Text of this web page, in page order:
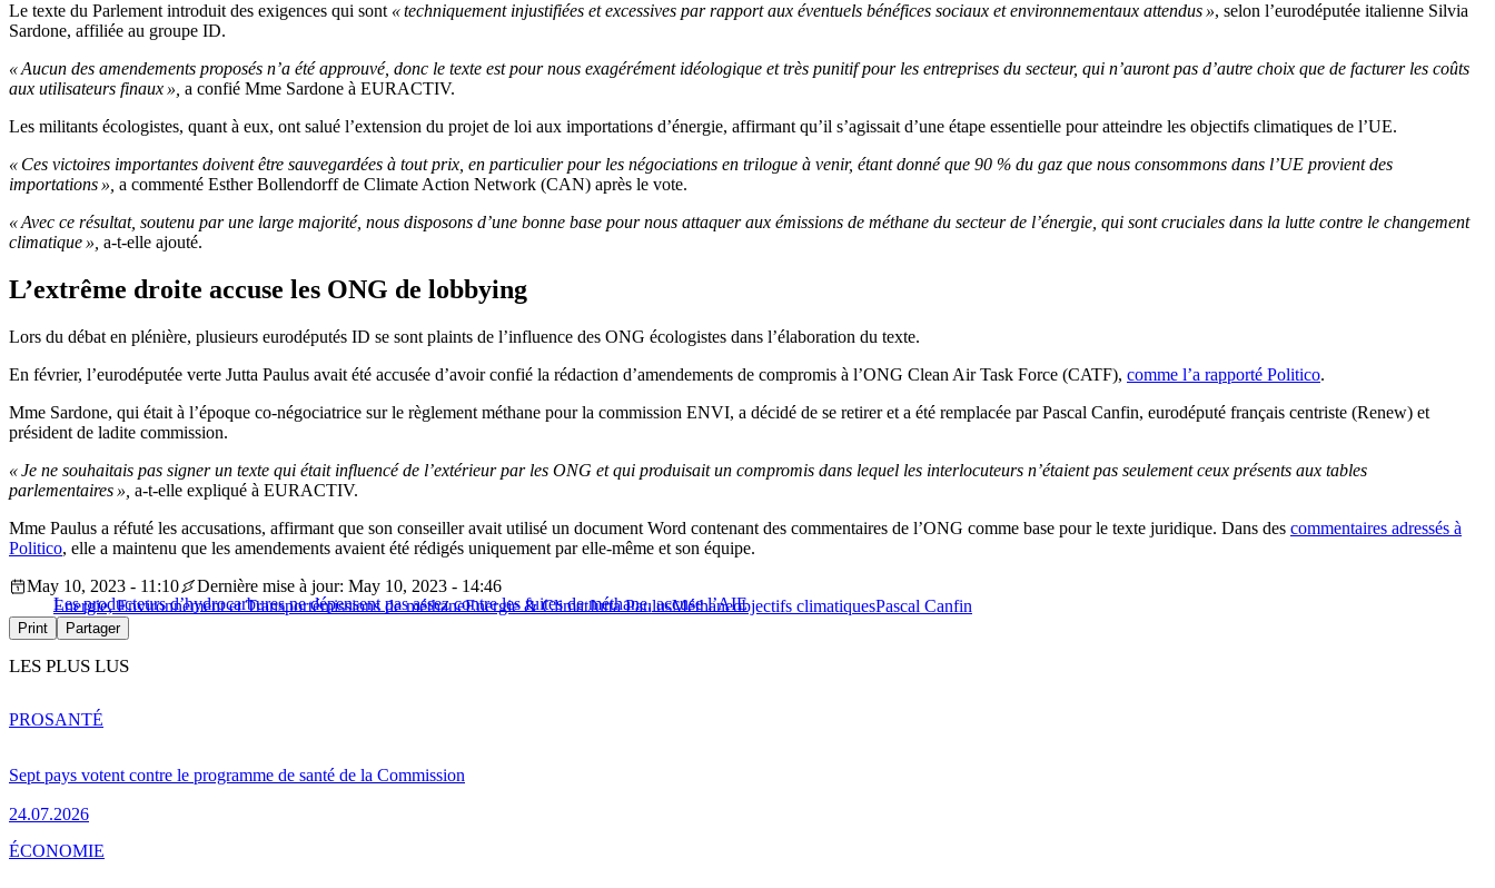
Le texte du Parlement introduit des exigences qui sont « techniquement injustifiées et excessives par rapport aux éventuels bénéfices sociaux et environnementaux attendus », selon l’eurodéputée italienne Silvia
Sardone, affiliée au groupe ID.
« Aucun des amendements proposés n’a été approuvé, donc le texte est pour nous exagérément idéologique et très punitif pour les entreprises du secteur, qui n’auront pas d’autre choix que de facturer les coûts
aux utilisateurs finaux », a confié Mme Sardone à EURACTIV.
Les militants écologistes, quant à eux, ont salué l’extension du projet de loi aux importations d’énergie, affirmant qu’il s’agissait d’une étape essentielle pour atteindre les objectifs climatiques de l’UE.
« Ces victoires importantes doivent être sauvegardées à tout prix, en particulier pour les négociations en trilogue à venir, étant donné que 90 % du gaz que nous consommons dans l’UE provient des
importations », a commenté Esther Bollendorff de Climate Action Network (CAN) après le vote.
« Avec ce résultat, soutenu par une large majorité, nous disposons d’une bonne base pour nous attaquer aux émissions de méthane du secteur de l’énergie, qui sont cruciales dans la lutte contre le changement
climatique », a-t-elle ajouté.
L’extrême droite accuse les ONG de lobbying
Lors du débat en plénière, plusieurs eurodéputés ID se sont plaints de l’influence des ONG écologistes dans l’élaboration du texte.
En février, l’eurodéputée verte Jutta Paulus avait été accusée d’avoir confié la rédaction d’amendements de compromis à l’ONG Clean Air Task Force (CATF), comme l’a rapporté Politico.
Mme Sardone, qui était à l’époque co-négociatrice sur le règlement méthane pour la commission ENVI, a décidé de se retirer et a été remplacée par Pascal Canfin, eurodéputé français centriste (Renew) et
président de ladite commission.
« Je ne souhaitais pas signer un texte qui était influencé de l’extérieur par les ONG et qui produisait un compromis dans lequel les interlocuteurs n’étaient pas seulement ceux présents aux tables
parlementaires », a-t-elle expliqué à EURACTIV.
Mme Paulus a réfuté les accusations, affirmant que son conseiller avait utilisé un document Word contenant des commentaires de l’ONG comme base pour le texte juridique. Dans des commentaires adressés à
Politico, elle a maintenu que les amendements avaient été rédigés uniquement par elle-même et son équipe.
Les producteurs d’hydrocarbures ne dépensent pas assez contre les fuites de méthane, accuse l’AIE
May 10, 2023 - 11:10
Dernière mise à jour: May 10, 2023 - 14:46
Energie, Environnement et Transportémissions de méthaneEnergie & ClimatJutta PaulusMéthaneobjectifs climatiquesPascal Canfin
Print Partager
LES PLUS LUS
Sept pays votent contre le programme de santé de la Commission
24.07.2026
PROSANTÉ
ÉCONOMIE